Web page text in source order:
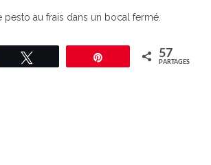
pesto au frais dans un bocal fermé.
Épingle 57
PARTAGES